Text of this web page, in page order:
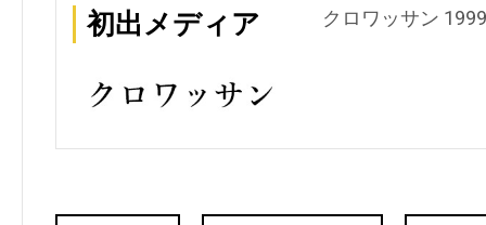
初出メディア クロワッサン